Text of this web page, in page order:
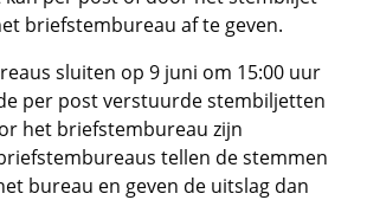
briefstembureau af te geven.
sluiten op 9 juni om 15:00 uur
per post verstuurde stembiljetten
het briefstembureau zijn
tellen de stemmen
bureau en geven de uitslag dan